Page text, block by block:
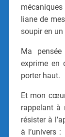
liane de
soupir en un
Ma
exprime en
porter haut.
Et mon
rappelant à
résister à
à l’univers